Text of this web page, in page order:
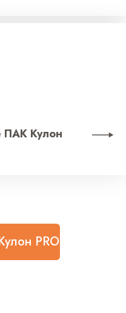
Кулон
PRO